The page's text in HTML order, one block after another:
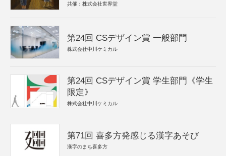
共催：株式会社世界堂
第24回 CSデザイン賞 一般部門
株式会社中川ケミカル
第24回 CSデザイン賞 学生部門《学生
限定》
株式会社中川ケミカル
第71回 喜多方発感じる漢字あそび
漢字のまち喜多方